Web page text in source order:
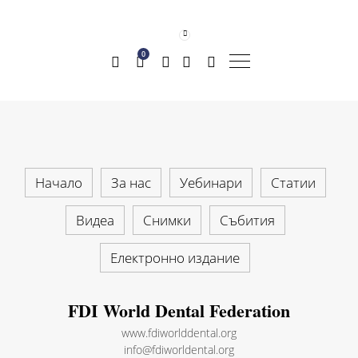
0
Начало За нас Уебинари Статии
Видеа Снимки Събития
Електронно издание
FDI World Dental Federation
www.fdiworlddental.org
info@fdiworldental.org